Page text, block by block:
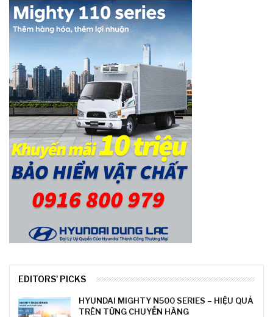
EDITORS' PICKS
HYUNDAI MIGHTY N500 SERIES – HIỆU QUẢ
TRÊN TỪNG CHUYẾN HÀNG